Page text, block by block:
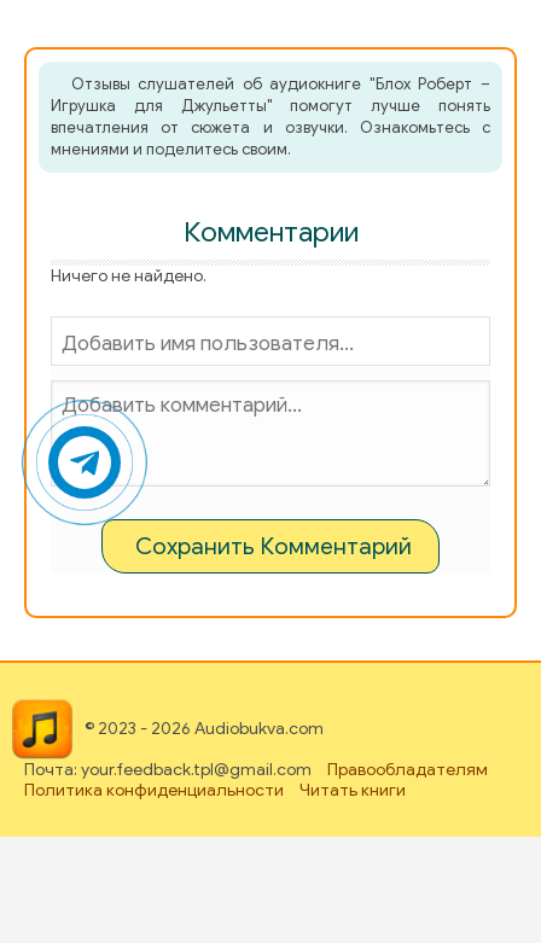
Отзывы слушателей об аудиокниге "Блох Роберт –
Игрушка для Джульетты" помогут лучше понять
впечатления от сюжета и озвучки. Ознакомьтесь с
мнениями и поделитесь своим.
Комментарии
Ничего не найдено.
Сохранить Комментарий
© 2023 - 2026 Audiobukva.com
Почта: your.feedback.tpl@gmail.com
Правообладателям
Политика конфиденциальности
Читать книги